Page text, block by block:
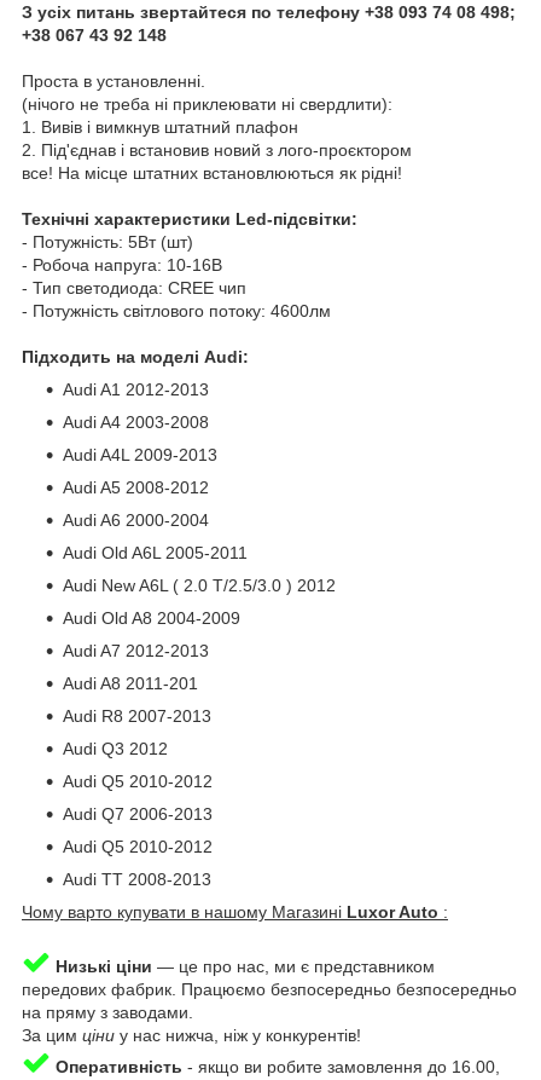
З усіх питань звертайтеся по телефону +38 093 74 08 498;
+38 067 43 92 148
Проста в установленні.
(нічого не треба ні приклеювати ні свердлити):
1. Вивів і вимкнув штатний плафон
2. Під'єднав і встановив новий з лого-проєктором
все! На місце штатних встановлюються як рідні!
Технічні характеристики Led-підсвітки:
- Потужність: 5Вт (шт)
- Робоча напруга: 10-16В
- Тип светодиода: CREE чип
- Потужність світлового потоку: 4600лм
Підходить на моделі Audi:
Audi A1 2012-2013
Audi A4 2003-2008
Audi A4L 2009-2013
Audi A5 2008-2012
Audi A6 2000-2004
Audi Old A6L 2005-2011
Audi New A6L ( 2.0 T/2.5/3.0 ) 2012
Audi Old A8 2004-2009
Audi A7 2012-2013
Audi A8 2011-201
Audi R8 2007-2013
Audi Q3 2012
Audi Q5 2010-2012
Audi Q7 2006-2013
Audi Q5 2010-2012
Audi TT 2008-2013
Чому варто купувати в нашому Магазині Luxor Auto :
Низькі ціни — це про нас, ми є представником
передових фабрик. Працюємо безпосередньо безпосередньо
на пряму з заводами.
За цим ціни у нас нижча, ніж у конкурентів!
Оперативність - якщо ви робите замовлення до 16.00,